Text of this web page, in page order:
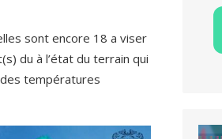
sont encore 18 a viser
du à l’état du terrain qui
températures